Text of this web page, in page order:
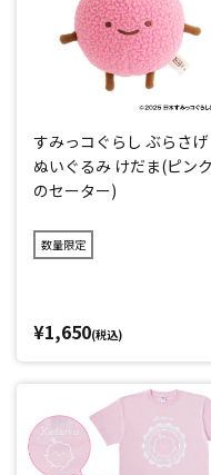
すみっコぐらし ぶらさげ
ぬいぐるみ けだま(ピンク
のセーター)
数量限定
¥1,650(税込)